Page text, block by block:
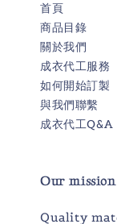
首頁
商品目錄
關於我們
成衣代工服務
如何開始訂製
與我們聯繫
成衣代工Q&A
Our mission
Quality